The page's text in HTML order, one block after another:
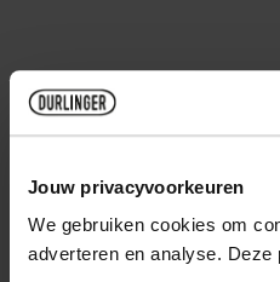
Jouw privacyvoorkeuren
We gebruiken cookies om
adverteren en analyse.